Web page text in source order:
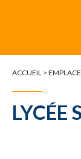
ACCUEIL >
LYCÉE